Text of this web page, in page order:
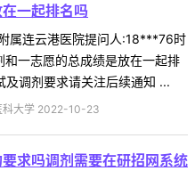
一起排名吗
属连云港医院提问人:18***76时
一志愿的总成绩是放在一起排
及调剂要求请关注后续通知 ...
科大学 2022-10-23
求吗调剂需要在研招网系统